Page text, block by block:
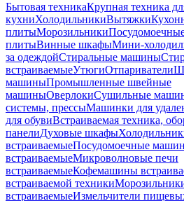
Бытовая техникаКрупная техника
кухниХолодильникиВытяжки
плитыМорозильники
плитыВинные шкафыМини-
за одеждойСтиральные машины
встраиваемыеУтюгиОтпариватели
машиныПромышленные швейные
машиныОверлокиСушильные
системы, прессыМашинки для
для обувиВстраиваемая техника,
панелиДуховые шкафы
встраиваемыеПосудомоечные
встраиваемыеМикроволновые печи
встраиваемыеКофемашины
встраиваемой техники
встраиваемыеИзмельчители